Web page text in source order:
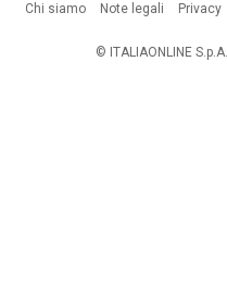
Chi siamo Note legali Privacy
© ITALIAONLINE